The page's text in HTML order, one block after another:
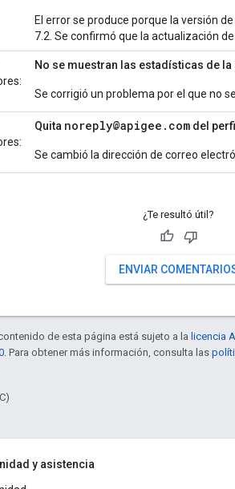
El error se produce porque la versión
7.2. Se confirmó que la actualización
No se muestran las estadísticas de la
Se corrigió un problema por el que no
Quita noreply@apigee.com del
Se cambió la dirección de correo
¿Te resultó útil?
ENVIAR
de esta página está sujeto a la licencia
. Para obtener más información, consulta las
y asistencia